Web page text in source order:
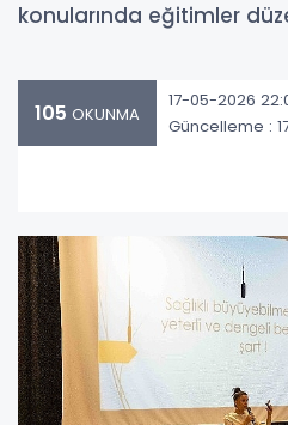
konularında eğitimler
105 OKUNMA
17-05-2026
Güncelleme :